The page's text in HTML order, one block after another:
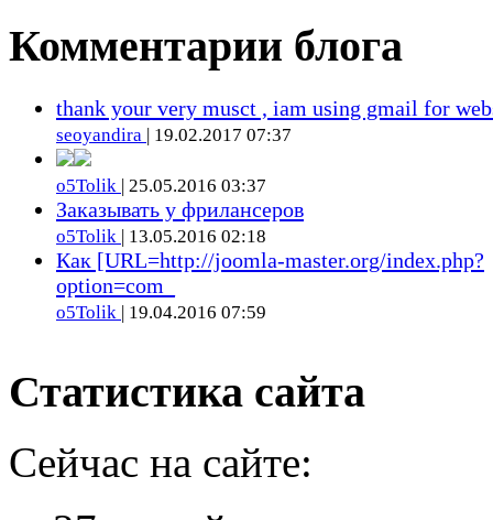
Комментарии блога
thank your very musct , iam using gmail for
seoyandira | 19.02.2017 07:37
o5Tolik | 25.05.2016 03:37
Заказывать у фрилансеров
o5Tolik | 13.05.2016 02:18
Как [URL=http://joomla-master.org/index.php?
option=com_
o5Tolik | 19.04.2016 07:59
Статистика сайта
Сейчас на сайте: